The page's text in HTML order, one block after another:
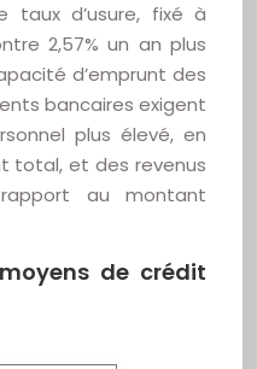
taux d’usure, fixé à
2,57% un an plus
d’emprunt des
bancaires exigent
plus élevé, en
total, et des revenus
au montant
de crédit